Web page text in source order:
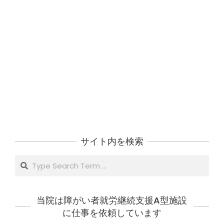
サイト内を検索
Search
当院は障がい者就労継続支援A型施設
に仕事を依頼しています